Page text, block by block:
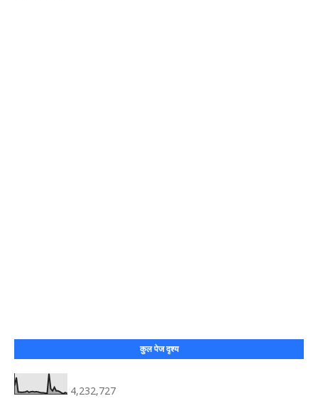
कुल पेज दृश्य
4,232,727